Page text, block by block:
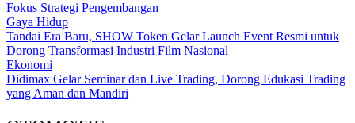
Fokus Strategi Pengembangan
Gaya Hidup
Tandai Era Baru, SHOW Token Gelar Launch Event Resmi untuk
Dorong Transformasi Industri Film Nasional
Ekonomi
Didimax Gelar Seminar dan Live Trading, Dorong Edukasi Trading
yang Aman dan Mandiri